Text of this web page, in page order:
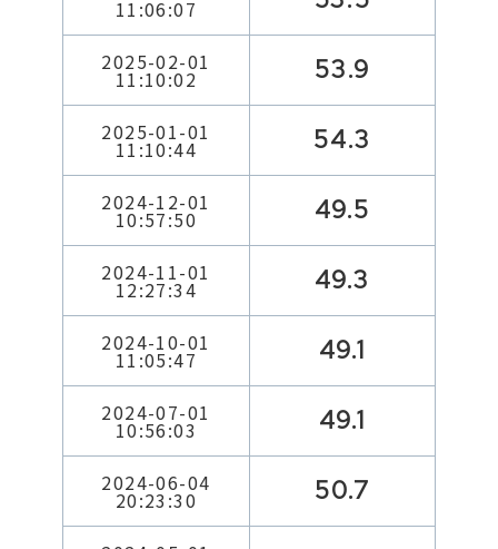
11:06:07
2025-02-01
11:10:02 53.9
2025-01-01
11:10:44 54.3
2024-12-01
10:57:50 49.5
2024-11-01
12:27:34 49.3
2024-10-01
11:05:47 49.1
2024-07-01
10:56:03 49.1
2024-06-04
20:23:30 50.7